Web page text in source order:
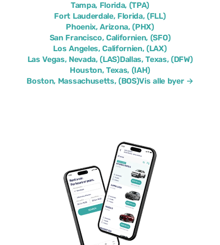
Tampa, Florida, (TPA)
Fort Lauderdale, Florida, (FLL)
Phoenix, Arizona, (PHX)
San Francisco, Californien, (SFO)
Los Angeles, Californien, (LAX)
Las Vegas, Nevada, (LAS)Dallas, Texas, (DFW)
Houston, Texas, (IAH)
Boston, Massachusetts, (BOS)Vis alle byer →